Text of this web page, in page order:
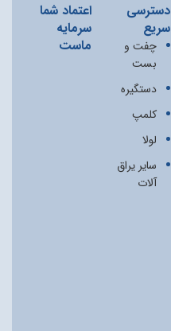
دسترسی
سریع
چفت و
بست
دستگیره
کلمپ
لولا
سایر یراق
آلات
اعتماد شما
سرمایه
ماست